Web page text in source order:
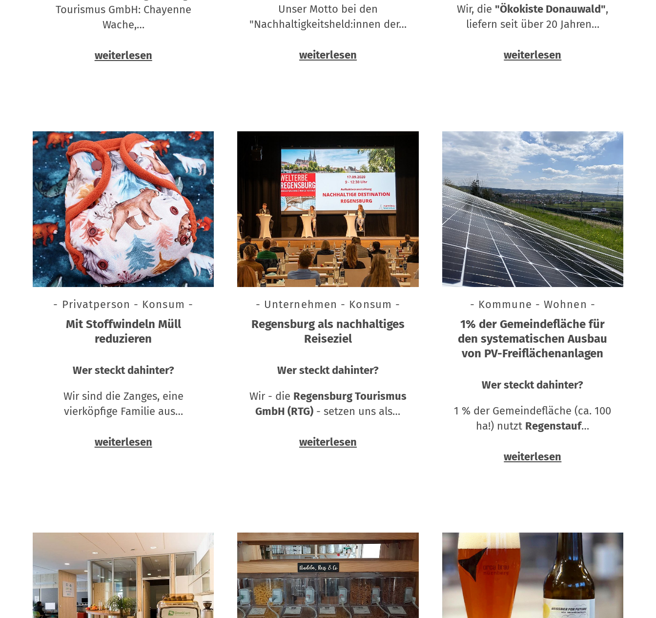
Tourismus GmbH: Chayenne
Wache,…
weiterlesen
Unser Motto bei den
"Nachhaltigkeitsheld:innen der…
weiterlesen
Wir, die "Ökokiste Donauwald",
liefern seit über 20 Jahren…
weiterlesen
- Privatperson - Konsum -
Mit Stoffwindeln Müll
reduzieren
Wer steckt dahinter?
Wir sind die Zanges, eine
vierköpfige Familie aus…
weiterlesen
- Unternehmen - Konsum -
Regensburg als nachhaltiges
Reiseziel
Wer steckt dahinter?
Wir - die Regensburg Tourismus
GmbH (RTG) - setzen uns als…
weiterlesen
- Kommune - Wohnen -
1% der Gemeindefläche für
den systematischen Ausbau
von PV-Freiflächenanlagen
Wer steckt dahinter?
1 % der Gemeindefläche (ca. 100
ha!) nutzt Regenstauf…
weiterlesen